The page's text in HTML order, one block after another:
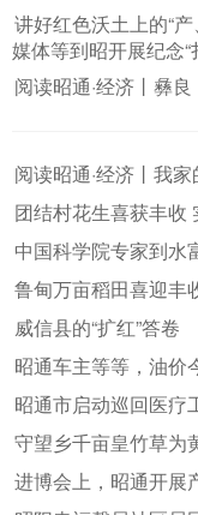
讲好红色沃土上的“
媒体等到昭开展纪念
阅读昭通·经济丨彝
阅读昭通·经济丨我家
团结村花生喜获丰收
中国科学院专家到水
鲁甸万亩稻田喜迎丰
威信县的“扩红”答卷
昭通车主等等，油
昭通市启动巡回医疗
守望乡千亩皇竹草为
进博会上，昭通开展